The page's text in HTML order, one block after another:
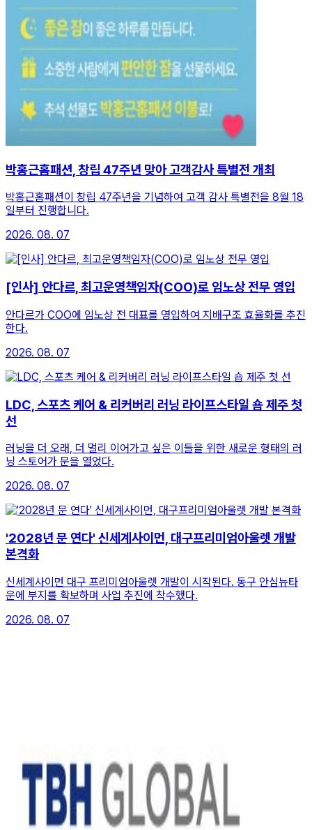
박홍근홈패션, 창립 47주년 맞아 고객감사 특별전 개최
박홍근홈패션이 창립 47주년을 기념하여 고객 감사 특별전을 8월 18
일부터 진행합니다.
2026. 08. 07
[인사] 안다르, 최고운영책임자(COO)로 임노상 전무 영입
안다르가 COO에 임노상 전 대표를 영입하여 지배구조 효율화를 추진
한다.
2026. 08. 07
LDC, 스포츠 케어 & 리커버리 러닝 라이프스타일 숍 제주 첫
선
러닝을 더 오래, 더 멀리 이어가고 싶은 이들을 위한 새로운 형태의 러
닝 스토어가 문을 열었다.
2026. 08. 07
'2028년 문 연다' 신세계사이먼, 대구프리미엄아울렛 개발
본격화
신세계사이먼 대구 프리미엄아울렛 개발이 시작된다. 동구 안심뉴타
운에 부지를 확보하며 사업 추진에 착수했다.
2026. 08. 07